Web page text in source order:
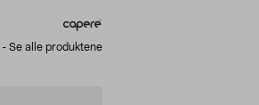
- Se alle produktene